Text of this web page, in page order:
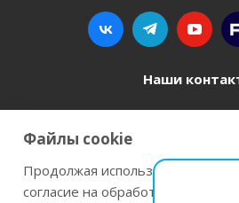
Наши
8 800 77-
г. Пермь, ул. Павла
Файлы cookie
Продолжая использовать наш
согласие на обработку файлов